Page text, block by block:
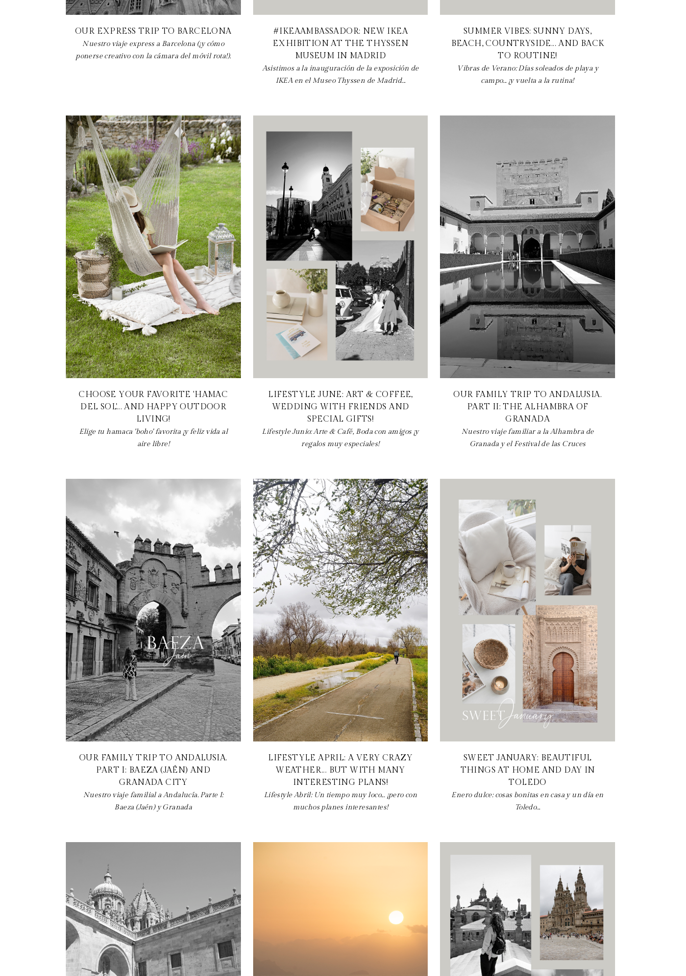
OUR EXPRESS TRIP TO BARCELONA
Nuestro viaje express a Barcelona (¡y cómo
ponerse creativo con la cámara del móvil rota!).
#IKEAAMBASSADOR: NEW IKEA
EXHIBITION AT THE THYSSEN
MUSEUM IN MADRID
Asistimos a la inauguración de la exposición de
IKEA en el Museo Thyssen de Madrid...
SUMMER VIBES: SUNNY DAYS,
BEACH, COUNTRYSIDE... AND BACK
TO ROUTINE!
Vibras de Verano: Días soleados de playa y
campo... ¡y vuelta a la rutina!
CHOOSE YOUR FAVORITE 'HAMAC
DEL SOL'... AND HAPPY OUTDOOR
LIVING!
Elige tu hamaca 'boho' favorita ¡y feliz vida al
aire libre!
LIFESTYLE JUNE: ART & COFFEE,
WEDDING WITH FRIENDS AND
SPECIAL GIFTS!
Lifestyle Junio: Arte & Café, Boda con amigos ¡y
regalos muy especiales!
OUR FAMILY TRIP TO ANDALUSIA.
PART II: THE ALHAMBRA OF
GRANADA
Nuestro viaje familiar a la Alhambra de
Granada y el Festival de las Cruces
OUR FAMILY TRIP TO ANDALUSIA.
PART I: BAEZA (JAÉN) AND
GRANADA CITY
Nuestro viaje familial a Andalucía. Parte I:
Baeza (Jaén) y Granada
LIFESTYLE APRIL: A VERY CRAZY
WEATHER... BUT WITH MANY
INTERESTING PLANS!
Lifestyle Abril: Un tiempo muy loco... ¡pero con
muchos planes interesantes!
SWEET JANUARY: BEAUTIFUL
THINGS AT HOME AND DAY IN
TOLEDO
Enero dulce: cosas bonitas en casa y un día en
Toledo...